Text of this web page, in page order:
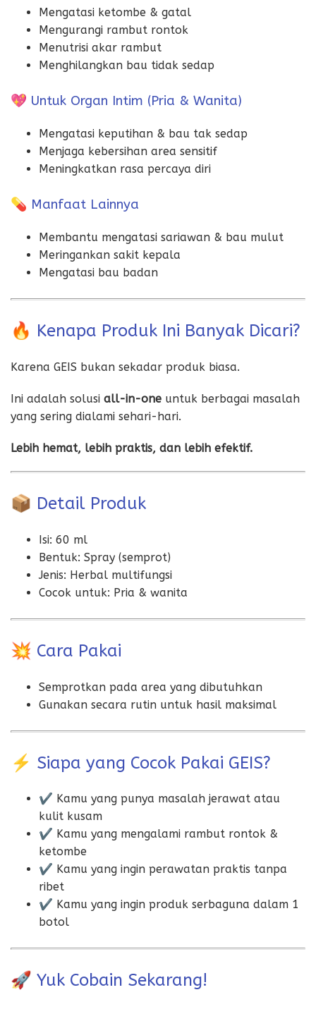
Mengatasi ketombe & gatal
Mengurangi rambut rontok
Menutrisi akar rambut
Menghilangkan bau tidak sedap
💖 Untuk Organ Intim (Pria & Wanita)
Mengatasi keputihan & bau tak sedap
Menjaga kebersihan area sensitif
Meningkatkan rasa percaya diri
💊 Manfaat Lainnya
Membantu mengatasi sariawan & bau mulut
Meringankan sakit kepala
Mengatasi bau badan
🔥 Kenapa Produk Ini Banyak Dicari?
Karena GEIS bukan sekadar produk biasa.
Ini adalah solusi all-in-one untuk berbagai masalah
yang sering dialami sehari-hari.
Lebih hemat, lebih praktis, dan lebih efektif.
📦 Detail Produk
Isi: 60 ml
Bentuk: Spray (semprot)
Jenis: Herbal multifungsi
Cocok untuk: Pria & wanita
💥 Cara Pakai
Semprotkan pada area yang dibutuhkan
Gunakan secara rutin untuk hasil maksimal
⚡ Siapa yang Cocok Pakai GEIS?
✔ Kamu yang punya masalah jerawat atau
kulit kusam
✔ Kamu yang mengalami rambut rontok &
ketombe
✔ Kamu yang ingin perawatan praktis tanpa
ribet
✔ Kamu yang ingin produk serbaguna dalam 1
botol
🚀 Yuk Cobain Sekarang!